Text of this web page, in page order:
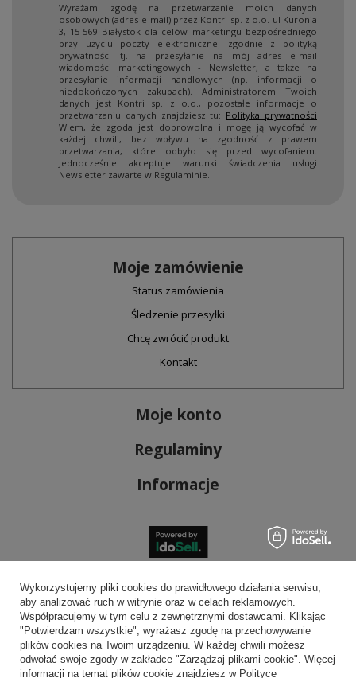
Wyrażam zgodę na przetwarzanie moich danych
osobowych (adres e-mail) przez Kontri sp. z o.o. ul Kuronia
3, 15-569 Białystok dla celów marketingu bezpośredniego
przy użyciu poczty elektronicznej zgodnie z polityką
prywatności tj. na przesyłanie na mój adres e-mail
wiadomości marketingowych - Newsletter, a także na
przesyłanie informacji handlowych (np. informacji o
niedokończonych zakupach). Administratorem Twoich
danych jest Kontri sp. z o.o., pozostałe informacje o
przetwarzaniu danych znajdziesz tu: Polityka prywatności
Wiem, że zgoda jest dobrowolna i mogę ją wycofać w
każdej chwili, bez wpływu na zgodność z prawem
przetwarzania, które odbyło się przed wycofaniem.
Jednocześnie akceptuje warunki świadczenia usługi
Newsletter zawarte w Regulaminie.
Moje zamówienie
Status zamówienia
Śledzenie przesyłki
Chcę zwrócić produkt
Kontakt
Moje konto
Regulaminy
Informacje
Bezpieczne płatności
Wygodna dostawa
Wykorzystujemy pliki cookies do prawidłowego działania serwisu,
aby analizować ruch w witrynie oraz w celach reklamowych.
Współpracujemy w tym celu z zewnętrznymi dostawcami. Klikając
"Potwierdzam wszystkie", wyrażasz zgodę na przechowywanie
plików cookies na Twoim urządzeniu. W każdej chwili możesz
odwołać swoje zgody w zakładce "Zarządzaj plikami cookie". Więcej
informacji na temat plików cookie znajdziesz w Polityce